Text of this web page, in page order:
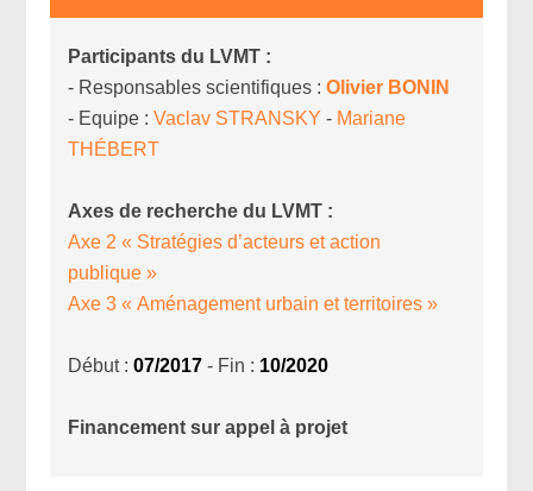
Participants du LVMT :
- Responsables scientifiques :Olivier BONIN
- Equipe :Vaclav STRANSKY - Mariane
THÉBERT
Axes de recherche du LVMT :
Axe 2 « Stratégies d’acteurs et action
publique »
Axe 3 « Aménagement urbain et territoires »
Début :07/2017 - Fin : 10/2020
Financement sur appel à projet